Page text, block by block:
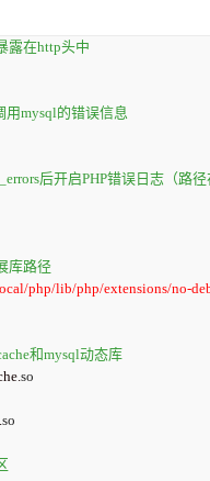
露在http头中
用mysql的错误信息
后开启PHP错误日志（路
库路径
php/lib/php/extensions/no-
和mysql动态库
so
so